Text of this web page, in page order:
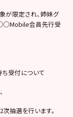
が限定され、姉妹グ
○○Mobile会員先行受
受付について
抽選を行います。